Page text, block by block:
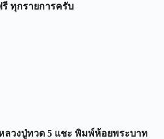
ทุกรายการครับ
ลวงปู่ทวด 5 แชะ พิมพ์ห้อยพระบาท